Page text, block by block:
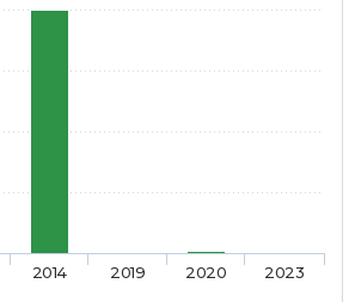
2014 2019 2020 2023